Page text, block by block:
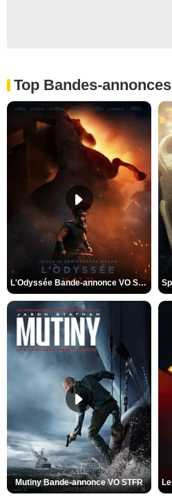
Top Bandes-annonces
L'Odyssée Bande-annonce VO STFR
Mutiny Bande-annonce VO STFR